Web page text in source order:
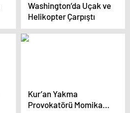
Washington’da Uçak ve
Helikopter Çarpıştı
Kur’an Yakma
Provokatörü Momika